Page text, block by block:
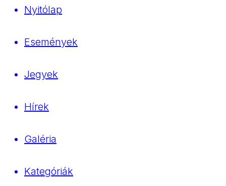
Nyitólap
Események
Jegyek
Hírek
Galéria
Kategóriák